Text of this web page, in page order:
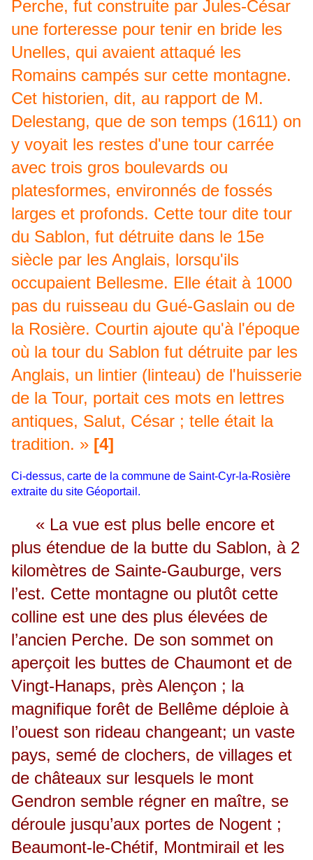
Perche, fut construite par Jules-César
une forteresse pour tenir en bride les
Unelles, qui avaient attaqué les
Romains campés sur cette montagne.
Cet historien, dit, au rapport de M.
Delestang, que de son temps (1611) on
y voyait les restes d'une tour carrée
avec trois gros boulevards ou
platesformes, environnés de fossés
larges et profonds. Cette tour dite tour
du Sablon, fut détruite dans le 15e
siècle par les Anglais, lorsqu'ils
occupaient Bellesme. Elle était à 1000
pas du ruisseau du Gué-Gaslain ou de
la Rosière. Courtin ajoute qu'à l'époque
où la tour du Sablon fut détruite par les
Anglais, un lintier (linteau) de l'huisserie
de la Tour, portait ces mots en lettres
antiques, Salut, César ; telle était la
tradition. » [4]
Ci-dessus, carte de la commune de Saint-Cyr-la-Rosière
extraite du site Géoportail.
« La vue est plus belle encore et
plus étendue de la butte du Sablon, à 2
kilomètres de Sainte-Gauburge, vers
l’est. Cette montagne ou plutôt cette
colline est une des plus élevées de
l’ancien Perche. De son sommet on
aperçoit les buttes de Chaumont et de
Vingt-Hanaps, près Alençon ; la
magnifique forêt de Bellême déploie à
l’ouest son rideau changeant; un vaste
pays, semé de clochers, de villages et
de châteaux sur lesquels le mont
Gendron semble régner en maître, se
déroule jusqu’aux portes de Nogent ;
Beaumont-le-Chétif, Montmirail et les